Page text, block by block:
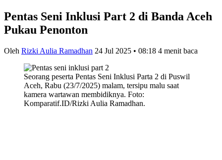
Pentas Seni Inklusi Part 2 di Banda Aceh
Pukau Penonton
Oleh Rizki Aulia Ramadhan 24 Jul 2025 • 08:18 4 menit baca
Seorang peserta Pentas Seni Inklusi Parta 2 di Puswil
Aceh, Rabu (23/7/2025) malam, tersipu malu saat
kamera wartawan membidiknya. Foto:
Komparatif.ID/Rizki Aulia Ramadhan.